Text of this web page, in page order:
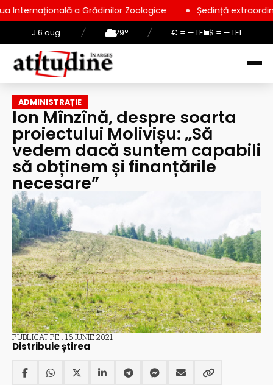
J 6 aug. / 29° / € = — LEI $ = — LEI
Grădinilor Zoologice Ședință extraordinară la Consiliul
ADMINISTRAȚIE
Ion Mînzînă, despre soarta
proiectului Molivișu: „Să
vedem dacă suntem capabili
să obținem și finanțările
necesare”
PUBLICAT PE : 16 IUNIE 2021
Distribuie știrea